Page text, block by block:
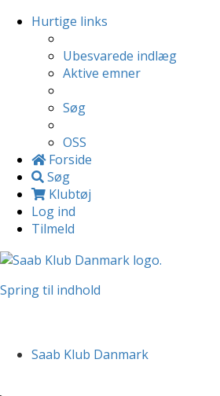
Hurtige links
Ubesvarede indlæg
Aktive emner
Søg
OSS
Forside
Søg
Klubtøj
Log ind
Tilmeld
Spring til indhold
Saab Klub Danmark